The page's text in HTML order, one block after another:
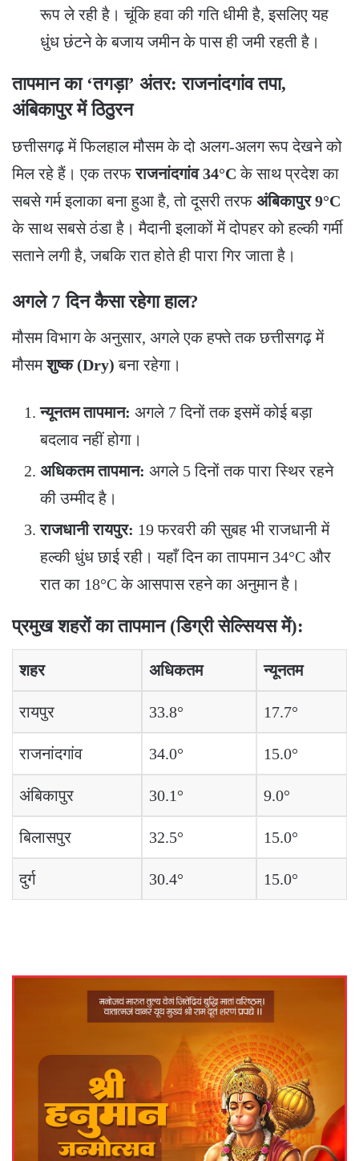
रूप ले रही है। चूंकि हवा की गति धीमी है, इसलिए यह
धुंध छंटने के बजाय जमीन के पास ही जमी रहती है।
तापमान का ‘तगड़ा’ अंतर: राजनांदगांव तपा,
अंबिकापुर में ठिठुरन
​छत्तीसगढ़ में फिलहाल मौसम के दो अलग-अलग रूप देखने को
मिल रहे हैं। एक तरफराजनांदगांव 34°C के साथ प्रदेश का
सबसे गर्म इलाका बना हुआ है, तो दूसरी तरफ अंबिकापुर 9°C
के साथ सबसे ठंडा है। मैदानी इलाकों में दोपहर को हल्की गर्मी
सताने लगी है, जबकि रात होते ही पारा गिर जाता है।
अगले 7 दिन कैसा रहेगा हाल?
​मौसम विभाग के अनुसार, अगले एक हफ्ते तक छत्तीसगढ़ में
मौसमशुष्क (Dry) बना रहेगा।
न्यूनतम तापमान: अगले 7 दिनों तक इसमें कोई बड़ा
बदलाव नहीं होगा।
अधिकतम तापमान: अगले 5 दिनों तक पारा स्थिर रहने
की उम्मीद है।
राजधानी रायपुर: 19 फरवरी की सुबह भी राजधानी में
हल्की धुंध छाई रही। यहाँ दिन का तापमान 34°C और
रात का 18°C के आसपास रहने का अनुमान है।
प्रमुख शहरों का तापमान (डिग्री सेल्सियस में):
शहर अधिकतम न्यूनतम
रायपुर 33.8° 17.7°
राजनांदगांव 34.0° 15.0°
अंबिकापुर 30.1° 9.0°
बिलासपुर 32.5° 15.0°
दुर्ग 30.4° 15.0°